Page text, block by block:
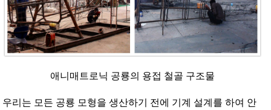
애니매트로닉 공룡의 용접 철골 구조물
우리는 모든 공룡 모형을 생산하기 전에 기계 설계를 하여 안